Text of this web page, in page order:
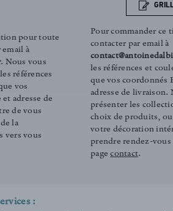
pour toute
à
. Nous vous
références
vos
adresse de
de vous
la
vers vous
Pour commander ce
contacter par email à
les références et
que vos coordonnés
adresse de livraison.
présenter les
choix de produits,
votre décoration
prendre rendez-vous
pagecontact.
: